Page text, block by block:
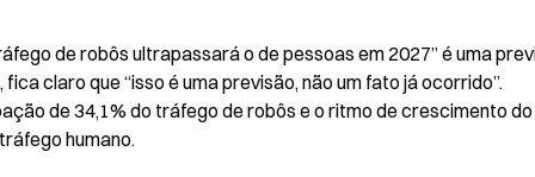
de robôs ultrapassará o de pessoas em 2027” é uma
claro que “isso é uma previsão, não um fato já ocorrido”.
de 34,1% do tráfego de robôs e o ritmo de crescimento do
humano.